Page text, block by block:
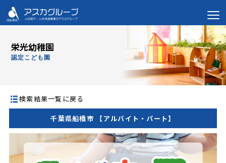
栄光幼稚園
認定こども園
検索結果一覧に戻る
千葉県船橋市 【アルバイト・パート】